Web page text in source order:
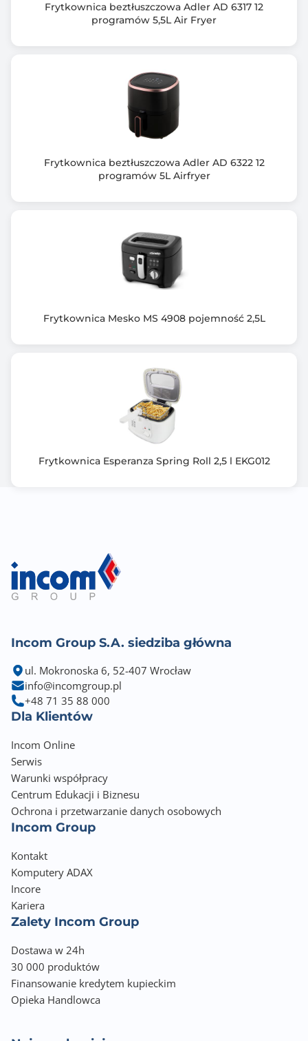
Frytkownica beztłuszczowa Adler AD 6317 12
programów 5,5L Air Fryer
Frytkownica beztłuszczowa Adler AD 6322 12
programów 5L Airfryer
Frytkownica Mesko MS 4908 pojemność 2,5L
Frytkownica Esperanza Spring Roll 2,5 l EKG012
Incom Group S.A. siedziba główna
ul. Mokronoska 6, 52-407 Wrocław
info@incomgroup.pl
+48 71 35 88 000
Dla Klientów
Incom Online
Serwis
Warunki współpracy
Centrum Edukacji i Biznesu
Ochrona i przetwarzanie danych osobowych
Incom Group
Kontakt
Komputery ADAX
Incore
Kariera
Zalety Incom Group
Dostawa w 24h
30 000 produktów
Finansowanie kredytem kupieckim
Opieka Handlowca